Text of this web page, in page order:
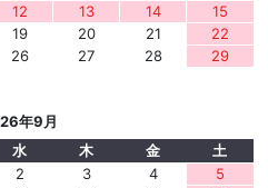
12 13 14
15
19 20 21
22
26 27 28
29
年9月
水 木 金
土
2 3 4
5